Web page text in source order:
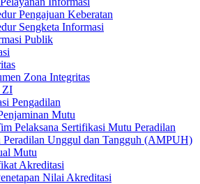
Pengajuan Keberatan
Sengketa Informasi
Publik
Zona Integritas
ZI
Pengadilan
Mutu
Pelaksana Sertifikasi Mutu Peradilan
Peradilan Unggul dan Tangguh (AMPUH)
Mutu
Akreditasi
Nilai Akreditasi